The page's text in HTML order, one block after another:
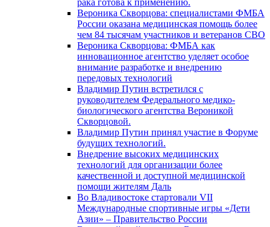
рака готова к применению.
Вероника Скворцова: специалистами ФМБА
России оказана медицинская помощь более
чем 84 тысячам участников и ветеранов СВО
Вероника Скворцова: ФМБА как
инновационное агентство уделяет особое
внимание разработке и внедрению
передовых технологий
Владимир Путин встретился с
руководителем Федерального медико-
биологического агентства Вероникой
Скворцовой.
Владимир Путин принял участие в Форуме
будущих технологий.
Внедрение высоких медицинских
технологий для организации более
качественной и доступной медицинской
помощи жителям Даль
Во Владивостоке стартовали VII
Международные спортивные игры «Дети
Азии» – Правительство России